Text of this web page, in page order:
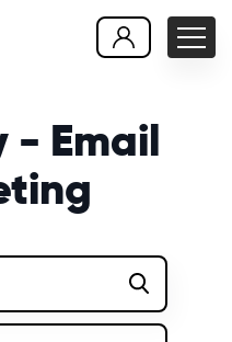
- Email